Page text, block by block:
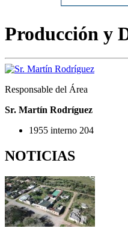
Producción y
Responsable del Área
Sr. Martín Rodríguez
1955 interno 204
NOTICIAS